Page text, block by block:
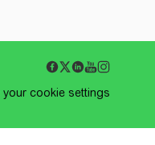
your cookie settings